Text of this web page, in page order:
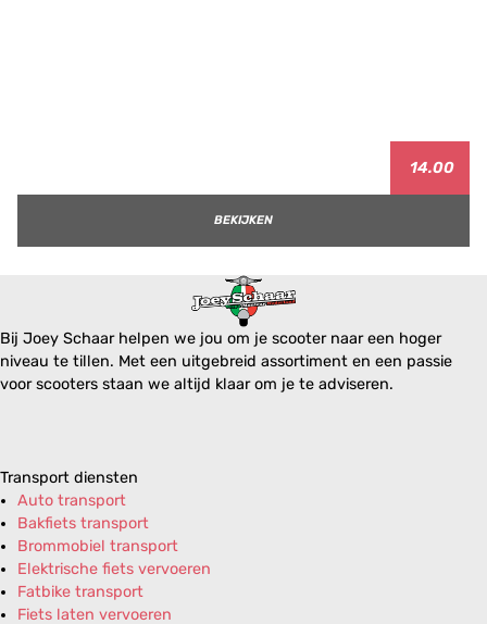
14.00
BEKIJKEN
Bij Joey Schaar helpen we jou om je scooter naar een hoger
niveau te tillen. Met een uitgebreid assortiment en een passie
voor scooters staan we altijd klaar om je te adviseren.
Transport diensten
Auto transport
Bakfiets transport
Brommobiel transport
Elektrische fiets vervoeren
Fatbike transport
Fiets laten vervoeren